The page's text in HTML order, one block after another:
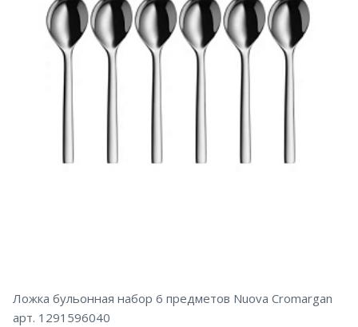
Ложка бульонная набор 6 предметов Nuova Cromargan
арт. 1291596040